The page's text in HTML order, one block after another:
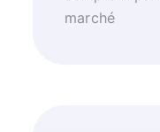
marché